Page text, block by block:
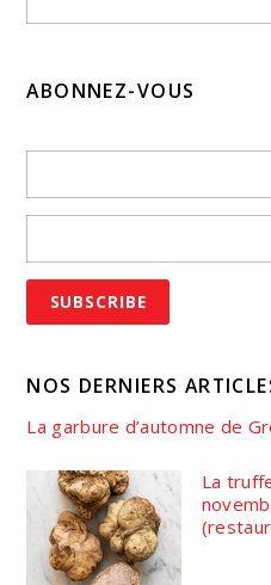
ABONNEZ-VOUS
NOS DERNIERS
La garbure d’automne de
La